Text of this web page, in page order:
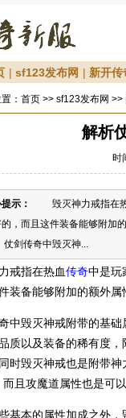
| sf123发布网 | 新开传
： 首页 >> sf123发布网 >>
解析
时
示：
毁灭神力戒指在热
，而且这件装备能够附加
传奇中毁灭神...
指在热血传奇中是玩
装备能够附加的额外
毁灭神戒附带的基础
质以及装备的稀有度
时毁灭神戒也是附带
且攻魔道属性也是可以
本的属性加成之外，